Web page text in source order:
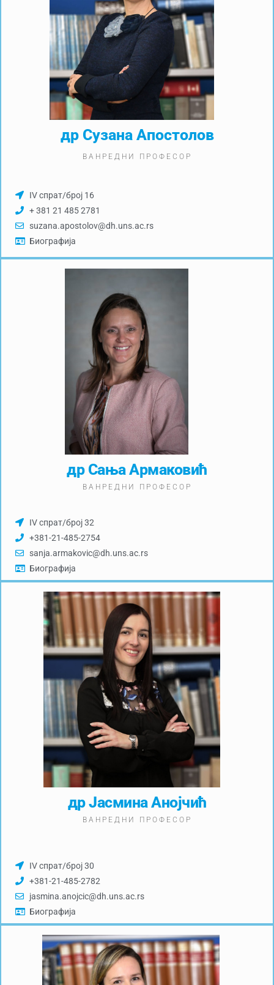
др Сузана Апостолов
ВАНРЕДНИ ПРОФЕСОР
IV спрат/број 16
+ 381 21 485 2781
suzana.apostolov@dh.uns.ac.rs
Биографија
др Сања Армаковић
ВАНРЕДНИ ПРОФЕСОР
IV спрат/број 32
+381-21-485-2754
sanja.armakovic@dh.uns.ac.rs
Биографија
др Јасмина Анојчић
ВАНРЕДНИ ПРОФЕСОР
IV спрат/број 30
+381-21-485-2782
jasmina.anojcic@dh.uns.ac.rs
Биографија